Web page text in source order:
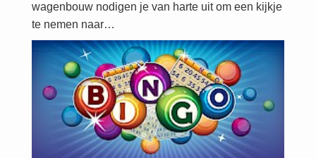
wagenbouw nodigen je van harte uit om een kijkje
te nemen naar…